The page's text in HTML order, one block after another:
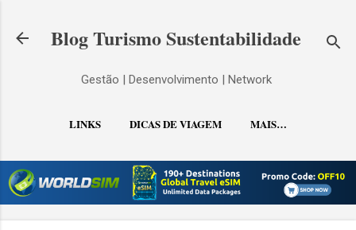
Blog Turismo Sustentabilidade
Gestão | Desenvolvimento | Network
LINKS DICAS DE VIAGEM MAIS…
CONTATO